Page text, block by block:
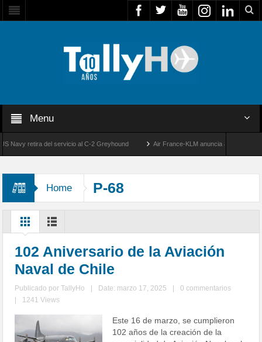
Menu
retira del servicio al C-2 Greyhound Air France-KLM anuncia a Guilhem Mallet
Home P-68
102 Aniversario de la Aviación
Naval de Chile
Publicado porTallyHo Date: marzo 17, 2025
0 commentarios
1241 Views
Este 16 de marzo, se cumplieron
102 años de la creación de la